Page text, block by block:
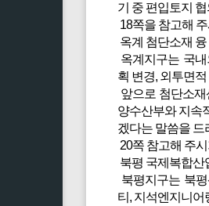
기 중 편입토지
18쪽을 참고해
옥계 첨단소재
옥계지구는 국
획 변경, 외투면
앞으로 첨단소
양수산부와 지속
겠다는 말씀을 드
20쪽 참고해 주
북평 국제복합산
북평지구는 북
티, 지석엔지니어